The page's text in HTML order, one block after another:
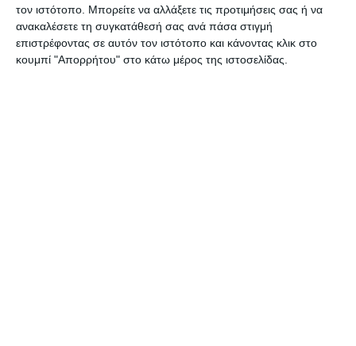
τον ιστότοπο. Μπορείτε να αλλάξετε τις προτιμήσεις σας ή να
ανακαλέσετε τη συγκατάθεσή σας ανά πάσα στιγμή
επιστρέφοντας σε αυτόν τον ιστότοπο και κάνοντας κλικ στο
κουμπί "Απορρήτου" στο κάτω μέρος της ιστοσελίδας.